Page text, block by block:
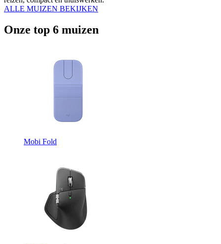
ALLE MUIZEN BEKIJKEN
Onze top 6 muizen
Mobi Fold